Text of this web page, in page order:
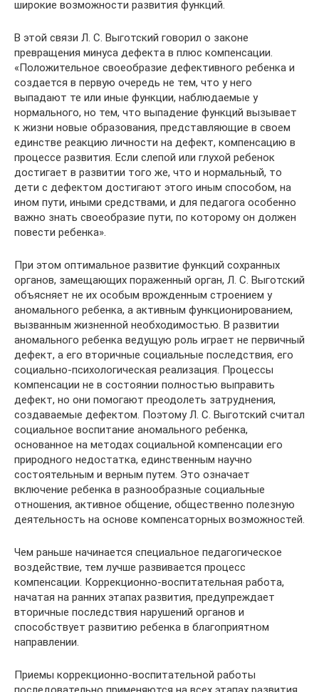
широкие возможности развития функций.
В этой связи Л. С. Выготский говорил о законе
превращения минуса дефекта в плюс компенсации.
«Положительное своеобразие дефективного ребенка и
создается в первую очередь не тем, что у него
выпадают те или иные функции, наблюдаемые у
нормального, но тем, что выпадение функций вызывает
к жизни новые образования, представляющие в своем
единстве реакцию личности на дефект, компенсацию в
процессе развития. Если слепой или глухой ребенок
достигает в развитии того же, что и нормальный, то
дети с дефектом достигают этого иным способом, на
ином пути, иными средствами, и для педагога особенно
важно знать своеобразие пути, по которому он должен
повести ребенка».
При этом оптимальное развитие функций сохранных
органов, замещающих пораженный орган, Л. С. Выготский
объясняет не их особым врожденным строением у
аномального ребенка, а активным функционированием,
вызванным жизненной необходимостью. В развитии
аномального ребенка ведущую роль играет не первичный
дефект, а его вторичные социальные последствия, его
социально-психологическая реализация. Процессы
компенсации не в состоянии полностью выправить
дефект, но они помогают преодолеть затруднения,
создаваемые дефектом. Поэтому Л. С. Выготский считал
социальное воспитание аномального ребенка,
основанное на методах социальной компенсации его
природного недостатка, единственным научно
состоятельным и верным путем. Это означает
включение ребенка в разнообразные социальные
отношения, активное общение, общественно полезную
деятельность на основе компенсаторных возможностей.
Чем раньше начинается специальное педагогическое
воздействие, тем лучше развивается процесс
компенсации. Коррекционно-воспитательная работа,
начатая на ранних этапах развития, предупреждает
вторичные последствия нарушений органов и
способствует развитию ребенка в благоприятном
направлении.
Приемы коррекционно-воспитательной работы